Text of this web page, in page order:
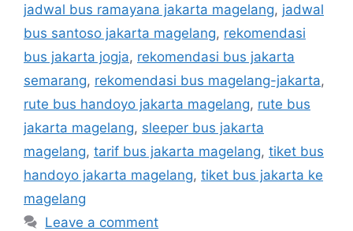
jadwal bus ramayana jakarta magelang, jadwal
bus santoso jakarta magelang, rekomendasi
bus jakarta jogja, rekomendasi bus jakarta
semarang, rekomendasi bus magelang-jakarta,
rute bus handoyo jakarta magelang, rute bus
jakarta magelang, sleeper bus jakarta
magelang, tarif bus jakarta magelang, tiket bus
handoyo jakarta magelang, tiket bus jakarta ke
magelang
Leave a comment